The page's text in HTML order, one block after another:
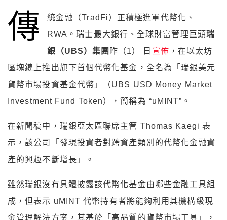
傳
統金融（TradFi）正積極進軍代幣化、
RWA。瑞士最大銀行、全球財富管理巨頭瑞
銀（UBS）集團 昨（1） 日 宣佈 ，在以太坊
區塊鏈上推出旗下首個代幣化基金，全名為「瑞銀美元
貨幣市場投資基金代幣」（UBS USD Money Market
Investment Fund Token），簡稱為 “uMINT”。
在新聞稿中，瑞銀亞太區聯席主管 Thomas Kaegi 表
示，該公司「發現投資者對跨資產類別的代幣化金融資
產的興趣不斷增長」。
雖然瑞銀沒有具體披露該代幣化基金由哪些金融工具組
成，但表示 uMINT 代幣持有者將能夠利用其機構級現
金管理解決方案，其基於「高品質的貨幣市場工具」，